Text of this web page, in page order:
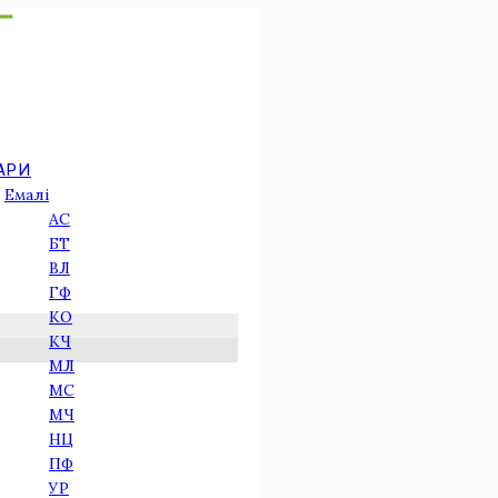
Емалі
АС
БТ
ВЛ
ГФ
КО
КЧ
МЛ
МС
МЧ
НЦ
ПФ
УР